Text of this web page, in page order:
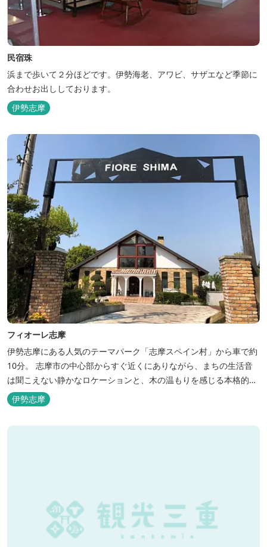
民宿珠
浜まで歩いて２分ほどです。伊勢海老、アワビ、サザエなど季節に
合わせお出ししております。
伊勢志摩
フィオーレ志摩
伊勢志摩にある人気のテーマパーク「志摩スペイン村」から車で約
10分。 志摩市の中心部からすぐ近くにありながら、まちの生活音
は聞こえない静かなロケーションと、木の温もりを感じる本格的な
コテージは、非日常の時間を過ごすにはぴったり。ペットと一緒に
泊まれる宿泊棟もあり、「週末、ペットとゆっくり過ごしたい」と
伊勢志摩